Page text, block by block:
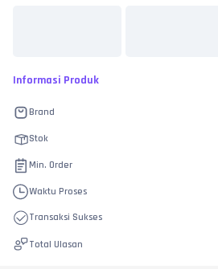
Informasi Produk
Brand
Stok
Min. Order
Waktu Proses
Transaksi Sukses
Total Ulasan